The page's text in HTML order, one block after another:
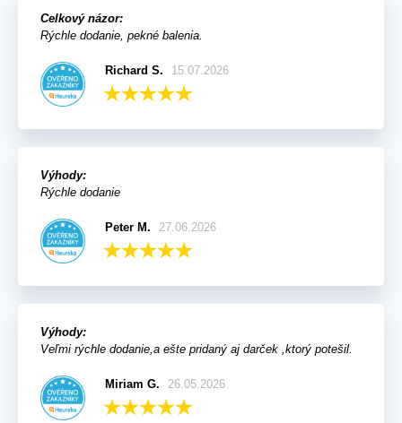
Celkový názor:
Rýchle dodanie, pekné balenia.
Richard S. 15.07.2026
Výhody:
Rýchle dodanie
Peter M. 27.06.2026
Výhody:
Veľmi rýchle dodanie,a ešte pridaný aj darček ,ktorý potešil.
Miriam G. 26.05.2026